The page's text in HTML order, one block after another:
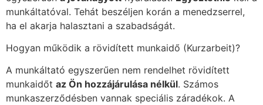
munkáltatóval. Tehát beszéljen korán a menedzserrel,
ha el akarja halasztani a szabadságát.
Hogyan működik a rövidített munkaidő (Kurzarbeit)?
A munkáltató egyszerűen nem rendelhet rövidített
munkaidőt az Ön hozzájárulása nélkül. Számos
munkaszerződésben vannak speciális záradékok. A